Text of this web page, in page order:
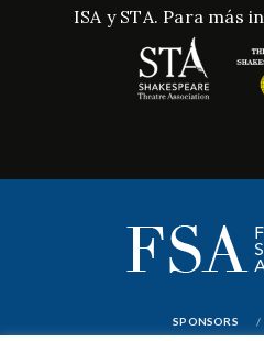
ISA y STA. Para más
SPONSORS